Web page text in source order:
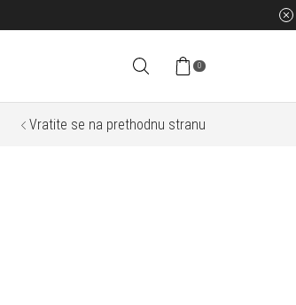
0
Vratite se na prethodnu stranu